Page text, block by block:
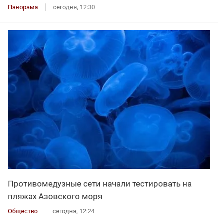
Панорама сегодня, 12:30
Противомедузные сети начали тестировать на
пляжах Азовского моря
Общество сегодня, 12:24